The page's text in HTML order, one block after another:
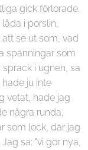
gick förlorade.
i porslin,
se ut som, vad
spänningar som
i ugnen, sa
ju inte
vetat, hade jag
några runda,
som lock, där jag
sa: "vi gör nya,